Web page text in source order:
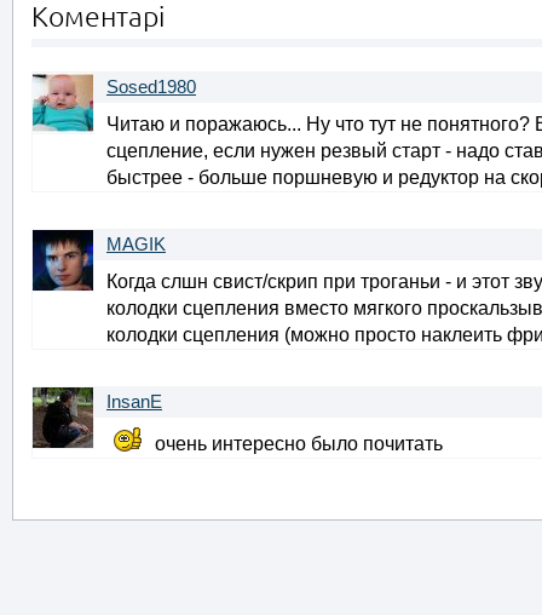
Коментарі
Sosed1980
Читаю и поражаюсь... Ну что тут не понятного?
сцепление, если нужен резвый старт - надо
быстрее - больше поршневую и редуктор на
MAGIK
Когда слшн свист/скрип при троганьи - и этот
колодки сцепления вместо мягкого
колодки сцепления (можно просто наклеить
InsanE
очень интересно было почитать